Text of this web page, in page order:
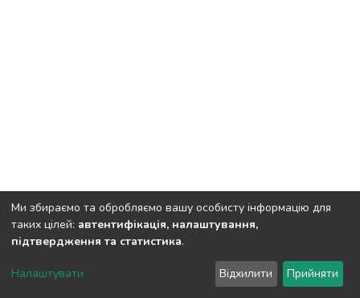
DSpace software copyright © 2002-2026 LYRASIS
Send Feedback
Ми збираємо та обробляємо вашу особисту інформацію для
таких цілей: автентифікація, налаштування,
підтвердження та статистика.
Налаштувати Відхилити Прийняти